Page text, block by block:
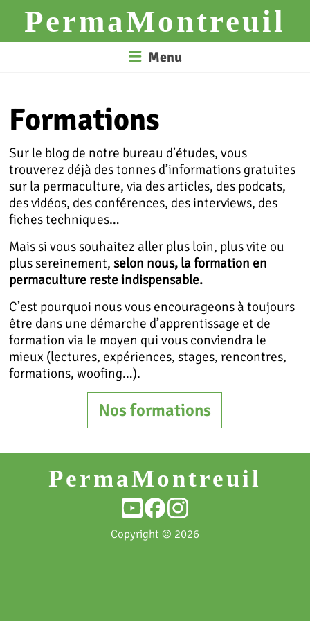
contentPermaMontreuil
Menu
Formations
Sur le blog de notre bureau d’études, vous
trouverez déjà des tonnes d’informations gratuites
sur la permaculture, via des articles, des podcats,
des vidéos, des conférences, des interviews, des
fiches techniques…
Mais si vous souhaitez aller plus loin, plus vite ou
plus sereinement,selon nous, la formation en
permaculture reste indispensable.
C’est pourquoi nous vous encourageons à toujours
être dans une démarche d’apprentissage et de
formation via le moyen qui vous conviendra le
mieux (lectures, expériences, stages, rencontres,
formations, woofing…).
Nos formations
PermaMontreuil
Copyright © 2026